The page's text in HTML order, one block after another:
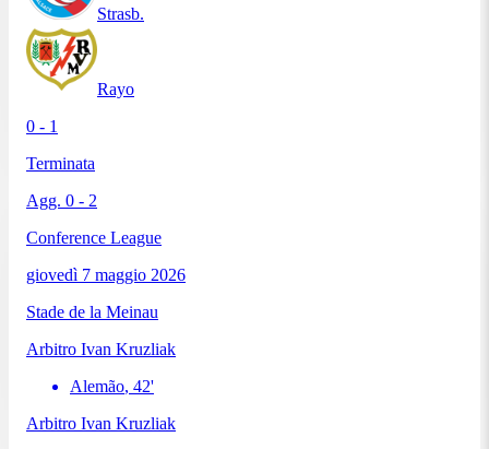
Strasb.
Rayo
0 - 1
Terminata
Agg. 0 - 2
Conference League
giovedì 7 maggio 2026
Stade de la Meinau
Arbitro Ivan Kruzliak
Alemão, 42'
Arbitro Ivan Kruzliak